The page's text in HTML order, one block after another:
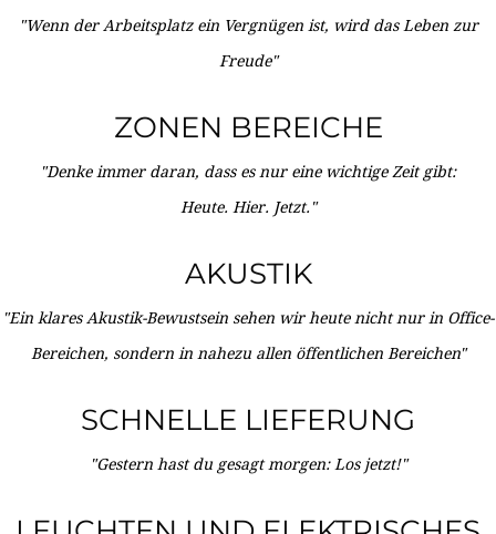
"Wenn der Arbeitsplatz ein Vergnügen ist, wird das Leben zur
Freude"
ZONEN BEREICHE
"Denke immer daran, dass es nur eine wichtige Zeit gibt:
Heute. Hier. Jetzt."
AKUSTIK
"Ein klares Akustik-Bewustsein sehen wir heute nicht nur in Office-
Bereichen, sondern in nahezu allen öffentlichen Bereichen"
SCHNELLE LIEFERUNG
"Gestern hast du gesagt morgen: Los jetzt!"